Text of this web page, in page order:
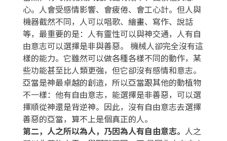
心。人會受感情影響、會疲倦、會工心計。但人與
機器截然不同，人可以唱歌、繪畫、寫作、說話
等，最重要的是：人有靈性可以與神交通，人有自
由意志可以選擇是非與善惡。 機械人卻完全沒有這
樣的能力。它雖然可以做各種各樣不同的動作，某
些功能甚至比人類更強，但它卻沒有感情和意志。
亞當是神最卓越的創造，所以亞當跟其他的動植物
不一樣：他有自由意志，能選擇是非善惡，可以選
擇順從神還是背逆神。因此，沒有自由意志去選擇
善惡的亞當，算不上是個真正的人。
第二，人之所以為人，乃因為人有自由意志。 人之